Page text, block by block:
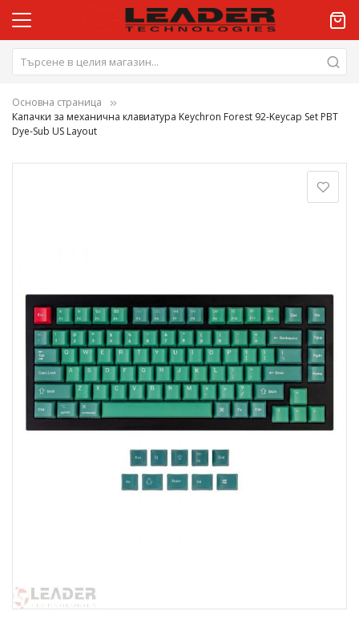
Основна страница
Капачки за механична клавиатура Keychron Forest 92-Keycap Set PBT
Dye-Sub US Layout